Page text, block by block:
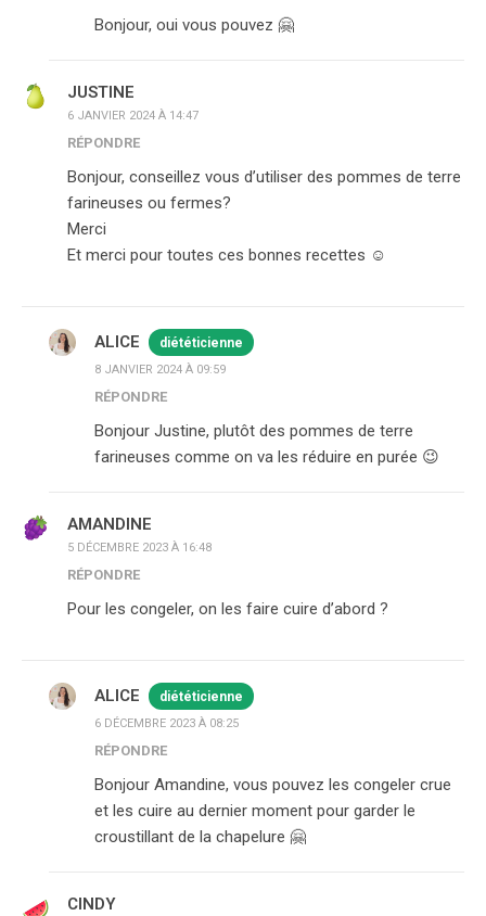
Bonjour, oui vous pouvez 🤗
JUSTINE
6 JANVIER 2024 À 14:47
RÉPONDRE
Bonjour, conseillez vous d’utiliser des pommes de terre
farineuses ou fermes?
Merci
Et merci pour toutes ces bonnes recettes ☺️
ALICE diététicienne
8 JANVIER 2024 À 09:59
RÉPONDRE
Bonjour Justine, plutôt des pommes de terre
farineuses comme on va les réduire en purée 😉
AMANDINE
5 DÉCEMBRE 2023 À 16:48
RÉPONDRE
Pour les congeler, on les faire cuire d’abord ?
ALICE diététicienne
6 DÉCEMBRE 2023 À 08:25
RÉPONDRE
Bonjour Amandine, vous pouvez les congeler crue
et les cuire au dernier moment pour garder le
croustillant de la chapelure 🤗
CINDY